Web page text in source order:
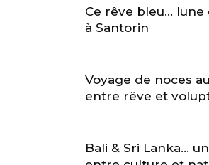
Ce rêve bleu…
à Santorin
Voyage de noces
entre rêve et
Bali & Sri Lanka…